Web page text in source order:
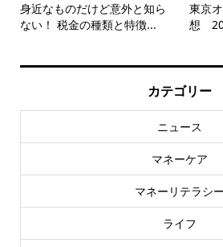
身近なものだけど意外と知ら
ない！ 税金の種類と特徴...
東京
想
カテゴリー
ニュース
マネーケア
マネーリテラシー
ライフ